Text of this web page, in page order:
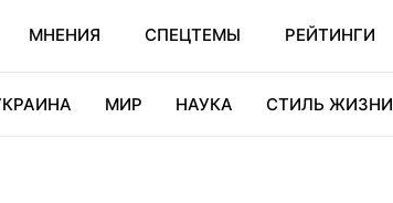
МНЕНИЯ СПЕЦТЕМЫ РЕЙТИНГИ
МИР НАУКА СТИЛЬ ЖИЗНИ